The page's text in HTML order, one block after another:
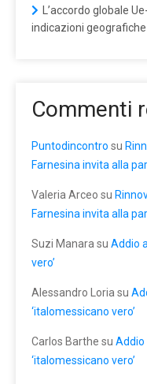
L’accordo globale
indicazioni geografiche
Commenti
Puntodincontro su
Farnesina invita alla
Valeria Arceo su
Farnesina invita alla
Suzi Manara su Addio
vero’
Alessandro Loria su
‘italomessicano vero’
Carlos Barthe su Addio
‘italomessicano vero’